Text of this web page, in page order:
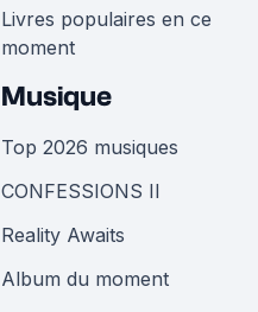
Livres populaires en ce
moment
Musique
Top 2026 musiques
CONFESSIONS II
Reality Awaits
Album du moment